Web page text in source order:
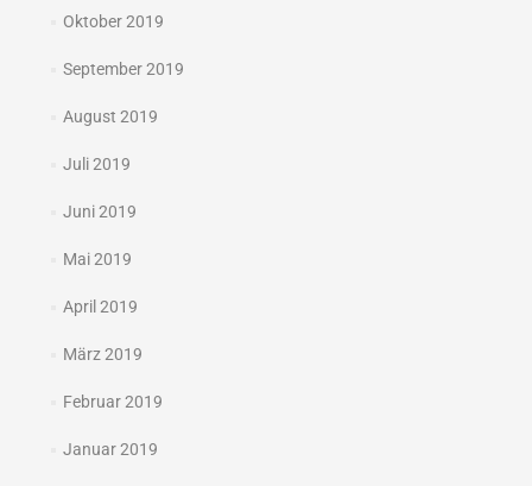
Oktober 2019
September 2019
August 2019
Juli 2019
Juni 2019
Mai 2019
April 2019
März 2019
Februar 2019
Januar 2019